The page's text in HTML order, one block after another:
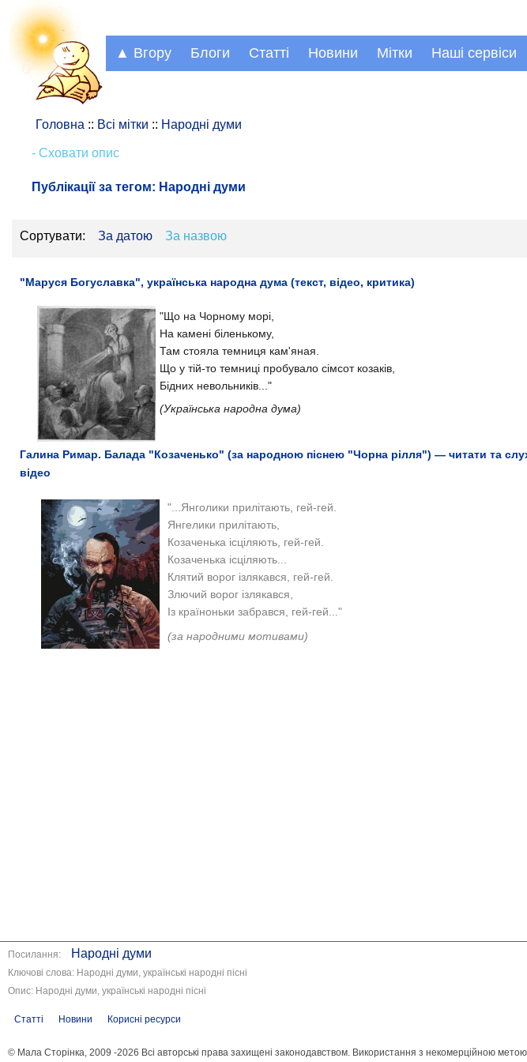
▲ Вгору Блоги Статті Новини Мітки Наші сервіси
Головна :: Всі мітки :: Народні думи
- Сховати опис
Публікації за тегом: Народні думи
Сортувати: За датою За назвою
"Маруся Богуславка", українська народна дума (текст, відео, критика)
"Що на Чорному морі,
На камені біленькому,
Там стояла темниця кам'яная.
Що у тій-то темниці пробувало сімсот козаків,
Бідних невольників..."
(Українська народна дума)
Галина Римар. Балада "Козаченько" (за народною піснею "Чорна рілля") — читати та
відео
"...Янголики прилітають, гей-гей.
Янгелики прилітають,
Козаченька ісціляють, гей-гей.
Козаченька ісціляють...
Клятий ворог ізлякався, гей-гей.
Злючий ворог ізлякався,
Із країноньки забрався, гей-гей..."
(за народними мотивами)
Посилання: Народні думи
Ключові слова: Народні думи, українські народні пісні
Опис: Народні думи, українські народні пісні
Статті Новини Корисні ресурси
© Мала Сторінка, 2009 -2026 Всі авторські права захищені законодавством. Використання з некомерційною